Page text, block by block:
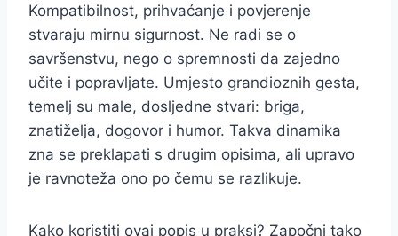
Kompatibilnost, prihvaćanje i povjerenje
stvaraju mirnu sigurnost. Ne radi se o
savršenstvu, nego o spremnosti da zajedno
učite i popravljate. Umjesto grandioznih gesta,
temelj su male, dosljedne stvari: briga,
znatiželja, dogovor i humor. Takva dinamika
zna se preklapati s drugim opisima, ali upravo
je ravnoteža ono po čemu se razlikuje.
Kako koristiti ovaj popis u praksi? Započni tako